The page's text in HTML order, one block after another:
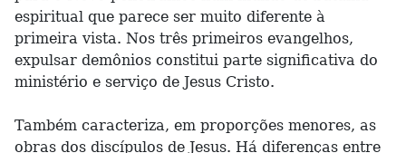
espiritual que parece ser muito diferente à
primeira vista. Nos três primeiros evangelhos,
expulsar demônios constitui parte significativa do
ministério e serviço de Jesus Cristo.
Também caracteriza, em proporções menores, as
obras dos discípulos de Jesus. Há diferenças entre